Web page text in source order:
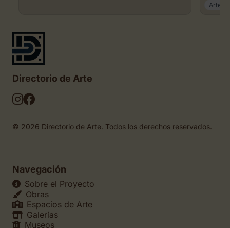
Arte
Directorio de Arte
© 2026 Directorio de Arte. Todos los derechos reservados.
Navegación
Sobre el Proyecto
Obras
Espacios de Arte
Galerías
Museos